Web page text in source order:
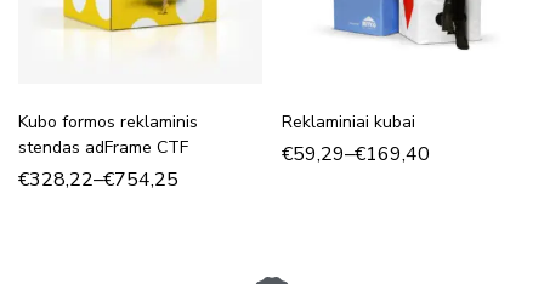
Kubo formos reklaminis
stendas adFrame CTF
€328,22–€754,25
Reklaminiai kubai
€59,29–€169,40